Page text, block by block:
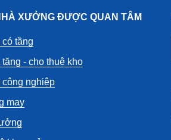
XƯỞNG ĐƯỢC QUAN TÂM
tầng
- cho thuê kho
nghiệp
may